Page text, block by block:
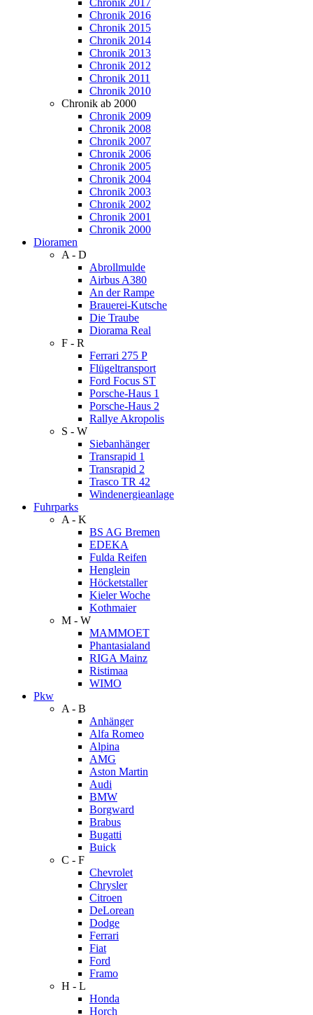
Chronik 2017
Chronik 2016
Chronik 2015
Chronik 2014
Chronik 2013
Chronik 2012
Chronik 2011
Chronik 2010
Chronik ab 2000
Chronik 2009
Chronik 2008
Chronik 2007
Chronik 2006
Chronik 2005
Chronik 2004
Chronik 2003
Chronik 2002
Chronik 2001
Chronik 2000
Dioramen
A - D
Abrollmulde
Airbus A380
An der Rampe
Brauerei-Kutsche
Die Traube
Diorama Real
F - R
Ferrari 275 P
Flügeltransport
Ford Focus ST
Porsche-Haus 1
Porsche-Haus 2
Rallye Akropolis
S - W
Siebanhänger
Transrapid 1
Transrapid 2
Trasco TR 42
Windenergieanlage
Fuhrparks
A - K
BS AG Bremen
EDEKA
Fulda Reifen
Henglein
Höcketstaller
Kieler Woche
Kothmaier
M - W
MAMMOET
Phantasialand
RIGA Mainz
Ristimaa
WIMO
Pkw
A - B
Anhänger
Alfa Romeo
Alpina
AMG
Aston Martin
Audi
BMW
Borgward
Brabus
Bugatti
Buick
C - F
Chevrolet
Chrysler
Citroen
DeLorean
Dodge
Ferrari
Fiat
Ford
Framo
H - L
Honda
Horch